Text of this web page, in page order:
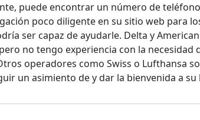
puede encontrar un número de
poco diligente en su sitio web para
ser capaz de ayudarle. Delta y
no tengo experiencia con la necesidad
operadores como Swiss o Lufthansa
un asimiento de y dar la bienvenida a su